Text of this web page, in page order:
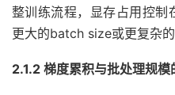
整训练流程，显存占用控制
更大的batch size或更复杂的
2.1.2 梯度累积与批处理规模